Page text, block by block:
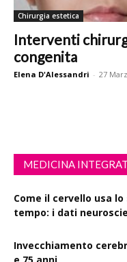
Chirurgia estetica
Interventi
congenita
Elena D'Alessandri - 27
MEDICINA
Come il cervello usa
tempo: i dati
Invecchiamento
e 75 anni